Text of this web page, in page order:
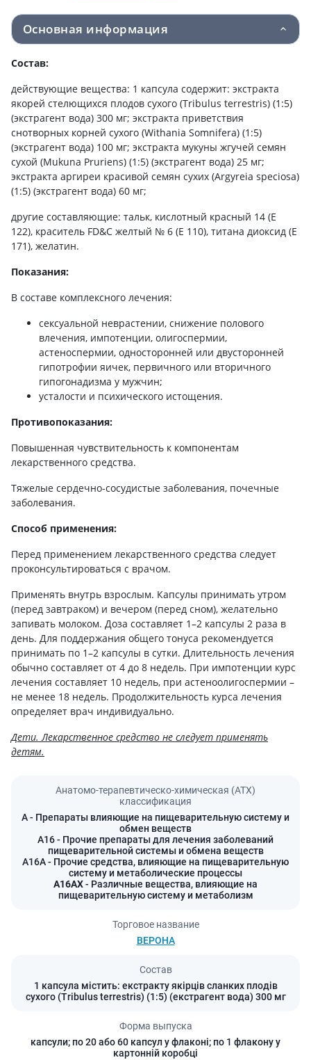
Основная информация
Состав:
действующие вещества: 1 капсула содержит: экстракта
якорей стелющихся плодов сухого (Tribulus terrestris) (1:5)
(экстрагент вода) 300 мг; экстракта приветствия
снотворных корней сухого (Withania Somnifera) (1:5)
(экстрагент вода) 100 мг; экстракта мукуны жгучей семян
сухой (Mukuna Pruriens) (1:5) (экстрагент вода) 25 мг;
экстракта аргиреи красивой семян сухих (Argyreia speciosa)
(1:5) (экстрагент вода) 60 мг;
другие составляющие: тальк, кислотный красный 14 (Е
122), краситель FD&C желтый № 6 (Е 110), титана диоксид (Е
171), желатин.
Показания:
В составе комплексного лечения:
сексуальной неврастении, снижение полового
влечения, импотенции, олигоспермии,
астеноспермии, односторонней или двусторонней
гипотрофии яичек, первичного или вторичного
гипогонадизма у мужчин;
усталости и психического истощения.
Противопоказания:
Повышенная чувствительность к компонентам
лекарственного средства.
Тяжелые сердечно-сосудистые заболевания, почечные
заболевания.
Способ применения:
Перед применением лекарственного средства следует
проконсультироваться с врачом.
Применять внутрь взрослым. Капсулы принимать утром
(перед завтраком) и вечером (перед сном), желательно
запивать молоком. Доза составляет 1–2 капсулы 2 раза в
день. Для поддержания общего тонуса рекомендуется
принимать по 1–2 капсулы в сутки. Длительность лечения
обычно составляет от 4 до 8 недель. При импотенции курс
лечения составляет 10 недель, при астеноолигоспермии –
не менее 18 недель. Продолжительность курса лечения
определяет врач индивидуально.
Дети. Лекарственное средство не следует применять
детям.
Анатомо-терапевтическо-химическая (АТХ)
классификация
A- Препараты влияющие на пищеварительную систему и
обмен веществ
A16- Прочие препараты для лечения заболеваний
пищеварительной системы и обмена веществ
A16A- Прочие средства, влияющие на пищеварительную
систему и метаболические процессы
A16AX- Различные вещества, влияющие на
пищеварительную систему и метаболизм
Торговое название
ВЕРОНА
Состав
1 капсула містить: екстракту якірців сланких плодів
сухого (Tribulus terrestris) (1:5) (екстрагент вода) 300 мг
Форма выпуска
капсули; по 20 або 60 капсул у флаконі; по 1 флакону у
картонній коробці